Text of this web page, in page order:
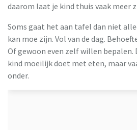
daarom laat je kind thuis vaak meer
Soms gaat het aan tafel dan niet
kan moe zijn. Vol van de dag.
Of gewoon even zelf willen
kind moeilijk doet met eten, maar
onder.